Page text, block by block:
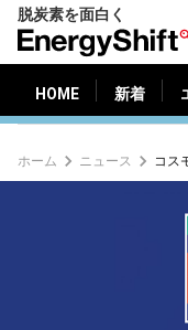
脱炭素を面白く
HOME 新着
新着
ホーム ニュース